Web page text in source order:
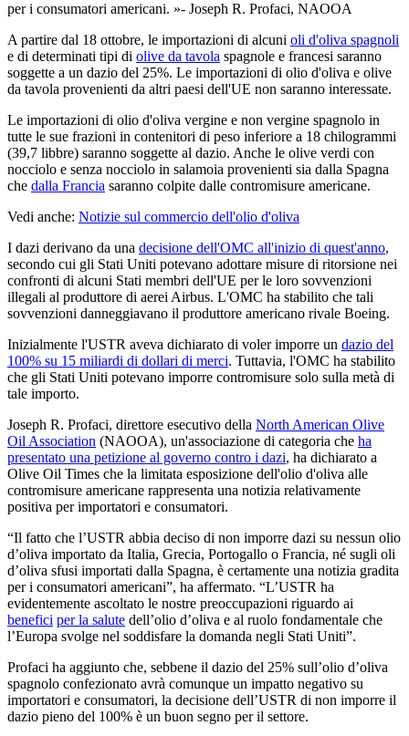
per i consumatori americani.
- Joseph R. Profaci, NAOOA
A partire dal 18 ottobre, le importazioni di alcuni oli d'oliva spagnoli
e di determinati tipi di olive da tavola spagnole e francesi saranno
soggette a un dazio del 25%. Le importazioni di olio d'oliva e olive
da tavola provenienti da altri paesi dell'UE non saranno interessate.
Le importazioni di olio d'oliva vergine e non vergine spagnolo in
tutte le sue frazioni in contenitori di peso inferiore a 18 chilogrammi
(39,7 libbre) saranno soggette al dazio. Anche le olive verdi con
nocciolo e senza nocciolo in salamoia provenienti sia dalla Spagna
che dalla Francia saranno colpite dalle contromisure americane.
Vedi anche: Notizie sul commercio dell'olio d'oliva
I dazi derivano da una decisione dell'OMC all'inizio di quest'anno,
secondo cui gli Stati Uniti potevano adottare misure di ritorsione nei
confronti di alcuni Stati membri dell'UE per le loro sovvenzioni
illegali al produttore di aerei Airbus. L'OMC ha stabilito che tali
sovvenzioni danneggiavano il produttore americano rivale Boeing.
Inizialmente l'USTR aveva dichiarato di voler imporre un dazio del
100% su 15 miliardi di dollari di merci. Tuttavia, l'OMC ha stabilito
che gli Stati Uniti potevano imporre contromisure solo sulla metà di
tale importo.
Joseph R. Profaci, direttore esecutivo della North American Olive
Oil Association (NAOOA), un'associazione di categoria che ha
presentato una petizione al governo contro i dazi, ha dichiarato a
Olive Oil Times che la limitata esposizione dell'olio d'oliva alle
contromisure americane rappresenta una notizia relativamente
positiva per importatori e consumatori.
“Il fatto che l’USTR abbia deciso di non imporre dazi su nessun olio
d’oliva importato da Italia, Grecia, Portogallo o Francia, né sugli oli
d’oliva sfusi importati dalla Spagna, è certamente una notizia gradita
per i consumatori americani”, ha affermato. “L’USTR ha
evidentemente ascoltato le nostre preoccupazioni riguardo ai
benefici per la salute dell’olio d’oliva e al ruolo fondamentale che
l’Europa svolge nel soddisfare la domanda negli Stati Uniti”.
Profaci ha aggiunto che, sebbene il dazio del 25% sull’olio d’oliva
spagnolo confezionato avrà comunque un impatto negativo su
importatori e consumatori, la decisione dell’USTR di non imporre il
dazio pieno del 100% è un buon segno per il settore.